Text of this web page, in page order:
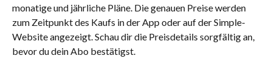
monatige und jährliche Pläne. Die genauen Preise werden
zum Zeitpunkt des Kaufs in der App oder auf der Simple-
Website angezeigt. Schau dir die Preisdetails sorgfältig an,
bevor du dein Abo bestätigst.